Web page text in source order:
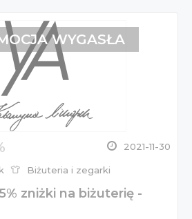
2021-11-30
Biżuteria i zegarki
zniżki na biżuterię -
WYGASŁA